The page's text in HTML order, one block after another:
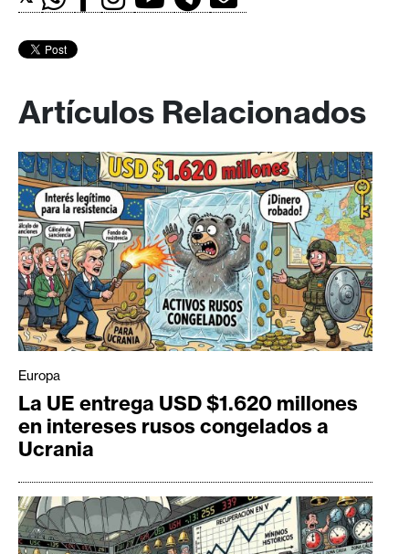
Artículos Relacionados
Europa
La UE entrega USD $1.620 millones
en intereses rusos congelados a
Ucrania